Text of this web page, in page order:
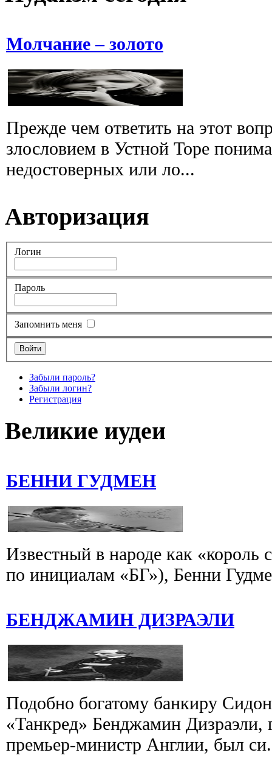
Молчание – золото
Прежде чем ответить на этот
злословием в Устной Торе
недостоверных или ло...
Авторизация
Логин
Пароль
Запомнить меня
Забыли пароль?
Забыли логин?
Регистрация
Великие иудеи
БЕННИ ГУДМЕН
Известный в народе как «король
по инициалам «БГ»), Бенни
БЕНДЖАМИН ДИЗРАЭЛИ
Подобно богатому банкиру
«Танкред» Бенджамин
премьер-министр Англии, был